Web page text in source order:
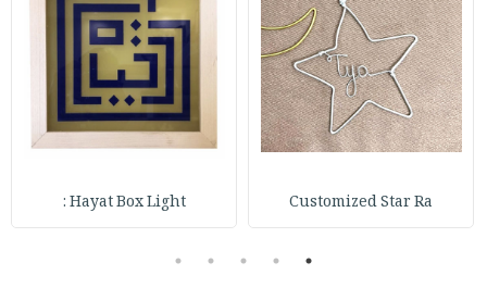
Customized Star Ra
Hayat Box Light :
1
2
3
4
5